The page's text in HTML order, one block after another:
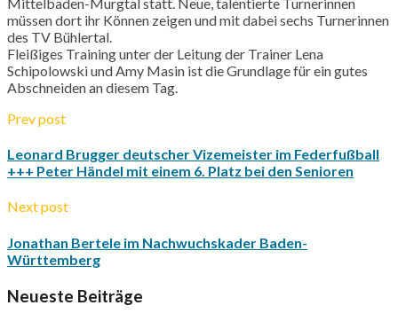
müssen dort ihr Können zeigen und mit dabei sechs Turnerinnen
des TV Bühlertal.
Fleißiges Training unter der Leitung der Trainer Lena
SchipolowskiundAmy Masin ist die Grundlage für ein gutes
Abschneiden an diesem Tag.
Prev post
Leonard Brugger deutscher Vizemeister im Federfußball
+++ Peter Händel mit einem 6. Platz bei den Senioren
Next post
Jonathan Bertele im Nachwuchskader Baden-
Württemberg
Neueste Beiträge